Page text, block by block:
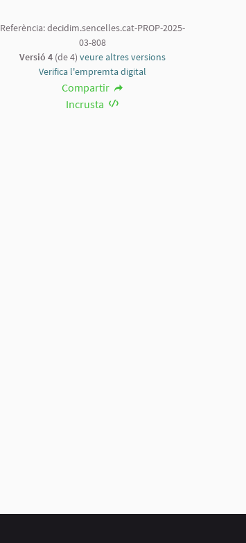
Referència: decidim.sencelles.cat-PROP-2025-
03-808
Versió 4(de 4) veure altres versions
Verifica l'empremta digital
Compartir
Incrusta